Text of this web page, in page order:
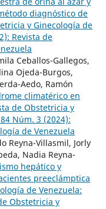
diagnóstico de
y Ginecología de
Revista de
Ceballos-Gallegos,
Ojeda-Burgos,
Aedo, Ramón
climatérico en
de Obstetricia y
Núm. 3 (2024):
de Venezuela
Reyna-Villasmil, Jorly
Nadia Reyna-
hepático y
preeclámptica
de Venezuela:
Obstetricia y